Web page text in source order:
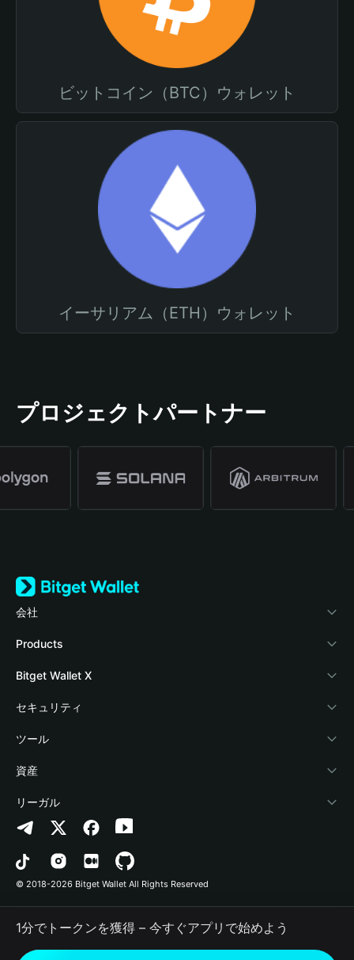
ビットコイン（BTC）ウォレット
イーサリアム（ETH）ウォレット
プロジェクトパートナー
会社
Bitget Walletについて
ブログ
アカデミー
暗号資産ニュース
Help Center
お問い合わせ
ブランドリソース
キャリア
Products
Crypto Card
Stablecoin Earn
Payfi Crypto
Crypto Swap API
Altcoin Season Index
Prediction Markets
DApp
RWA
Bitget Wallet X
デベロッパー
ウォレットを接続
Bitget Wallet Pay
プロジェクトを掲載
セキュリティ
保護基金
セキュリティ技術
ツール
暗号資産を購入
認証検出
コントラクト検出
一括送金
資産
Arbitrum
Avalanche
Bitcoin
Polygon
リーガル
プライバシーポリシー
利用規約
© 2018-2026 Bitget Wallet All Rights Reserved
1分でトークンを獲得 – 今すぐアプリで始めよう